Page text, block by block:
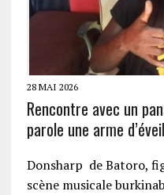
28 MAI 2026
Rencontre avec un
parole une arme
Donsharp de Batoro,
scène musicale